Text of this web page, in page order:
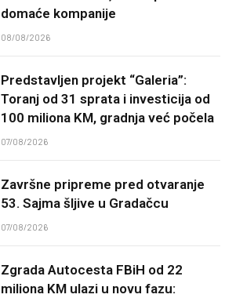
domaće kompanije
08/08/2026
Predstavljen projekt “Galeria”:
Toranj od 31 sprata i investicija od
100 miliona KM, gradnja već počela
07/08/2026
Završne pripreme pred otvaranje
53. Sajma šljive u Gradačcu
07/08/2026
Zgrada Autocesta FBiH od 22
miliona KM ulazi u novu fazu: